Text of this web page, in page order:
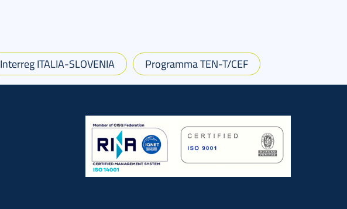
Interreg ITALIA-SLOVENIA Programma TEN-T/CEF